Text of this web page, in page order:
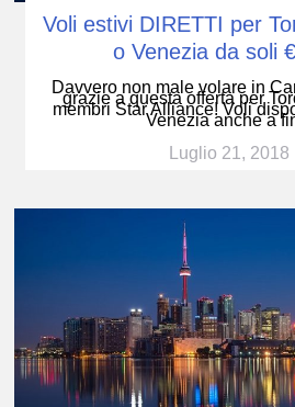
Voli estivi DIRETTI per
o Venezia da soli
Davvero non male volare in
grazie a questa offerta per
membri Star Alliance! Voli
Venezia anche a
Luglio 21, 2018